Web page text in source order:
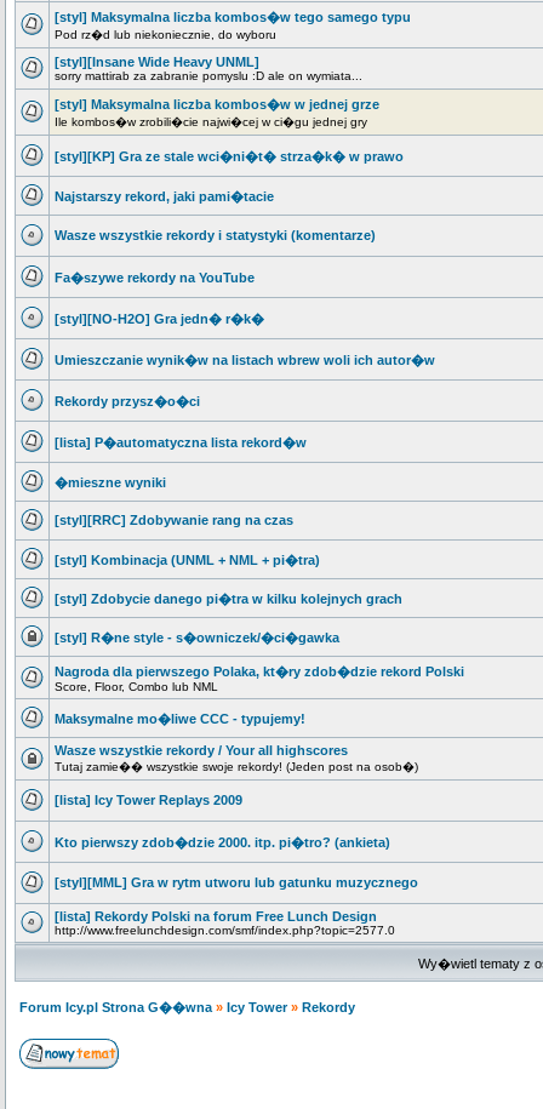
[styl] Maksymalna liczba kombos�w tego samego typu
Pod rz�d lub niekoniecznie, do wyboru
[styl][Insane Wide Heavy UNML]
sorry mattirab za zabranie pomyslu :D ale on wymiata...
[styl] Maksymalna liczba kombos�w w jednej grze
Ile kombos�w zrobili�cie najwi�cej w ci�gu jednej gry
[styl][KP] Gra ze stale wci�ni�t� strza�k� w prawo
Najstarszy rekord, jaki pami�tacie
Wasze wszystkie rekordy i statystyki (komentarze)
Fa�szywe rekordy na YouTube
[styl][NO-H2O] Gra jedn� r�k�
Umieszczanie wynik�w na listach wbrew woli ich autor�w
Rekordy przysz�o�ci
[lista] P�automatyczna lista rekord�w
�mieszne wyniki
[styl][RRC] Zdobywanie rang na czas
[styl] Kombinacja (UNML + NML + pi�tra)
[styl] Zdobycie danego pi�tra w kilku kolejnych grach
[styl] R�ne style - s�owniczek/�ci�gawka
Nagroda dla pierwszego Polaka, kt�ry zdob�dzie rekord Polski
Score, Floor, Combo lub NML
Maksymalne mo�liwe CCC - typujemy!
Wasze wszystkie rekordy / Your all highscores
Tutaj zamie�� wszystkie swoje rekordy! (Jeden post na osob�)
[lista] Icy Tower Replays 2009
Kto pierwszy zdob�dzie 2000. itp. pi�tro? (ankieta)
[styl][MML] Gra w rytm utworu lub gatunku muzycznego
[lista] Rekordy Polski na forum Free Lunch Design
http://www.freelunchdesign.com/smf/index.php?topic=2577.0
Wy�wietl tematy z
Forum Icy.pl Strona G��wna » Icy Tower» Rekordy